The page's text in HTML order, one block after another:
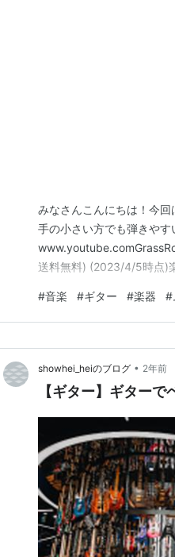
みなさんこんにちは！今
手の小さい方でも弾きや
送料無料) (2023/4/5時点)
#音楽 #ギター #楽器 #
showhei_heiのブログ • 2年前
【ギター】ギター